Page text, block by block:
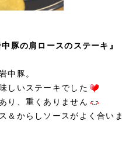
豚の肩ロースのステーキ』
中豚。
しいステーキでした
り、重くありません
＆からしソースがよく合いま